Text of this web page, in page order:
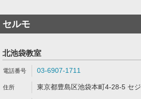
セルモ
北池袋教室
03-6907-1711
東京都豊島区池袋本町4-28-5 セ